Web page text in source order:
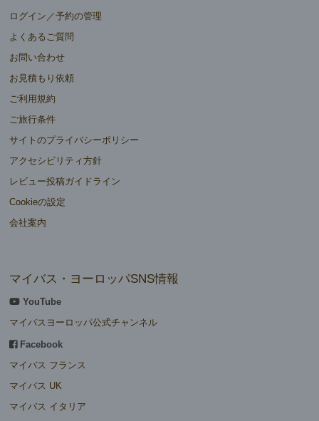
ログイン／予約の管理
よくあるご質問
お問い合わせ
お見積もり依頼
ご利用規約
ご旅行条件
サイトのプライバシーポリシー
アクセシビリティ方針
レビュー投稿ガイドライン
Cookieの設定
会社案内
マイバス・ヨーロッパSNS情報
YouTube
マイバスヨーロッパ公式チャンネル
Facebook
マイバス フランス
マイバス UK
マイバス イタリア